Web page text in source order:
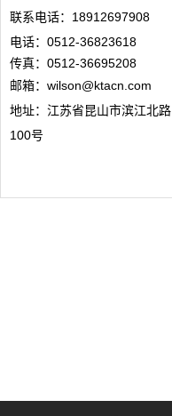
联系电话：18912697908
电话：0512-36823618
传真：0512-36695208
邮箱：wilson@ktacn.com
地址：江苏省昆山市滨江北路
100号